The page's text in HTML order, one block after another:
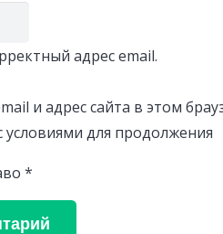
адрес email.
и адрес сайта в этом
условиями для продолжения
*